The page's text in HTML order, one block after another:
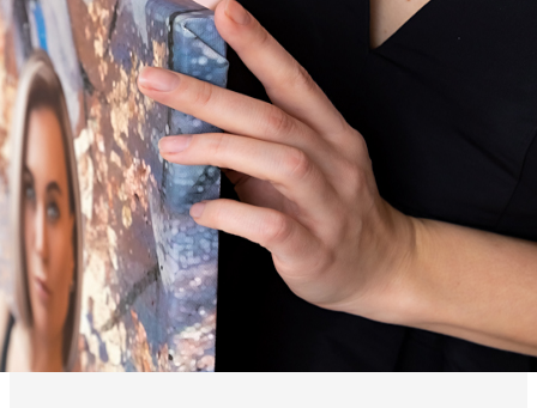
Ваш регион доставки
Выберите из списка: